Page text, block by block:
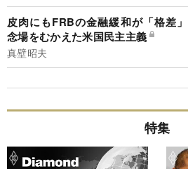
皮肉にもFRBの金融緩和が「格差
念場をむかえた米国民主主義
真壁昭夫
特集